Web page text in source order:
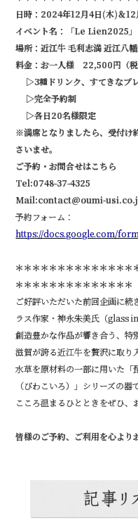
日時：2024年12月4日(木)
イベント名：「Le Lien2025」
場所：近江牛 毛利志満 近江八
料金：お一人様 22,500円（税
▷3種ドリンク、すてきなプ
▷完全予約制
▷各日20名様限定
※満席となりましたら、受付け
さいませ。
ご予約・お問
Tel:0748-37-4325
Mail:contact@oumi-
予約フォーム：
https://docs.google.com/
＊＊＊＊＊＊＊＊＊＊＊＊＊＊
＊＊＊＊＊＊＊＊＊＊＊＊＊＊
ご好評いただいた前回企画に
ラス作家・神永朱美氏（glass
創造豊かな作品が響き合う、特
滋賀が誇る近江牛を贅沢に取り
水草を原材料の一部に用いた「
（びわこいろ）」シリーズの器
こころ温まるひとときをぜひ、
皆様のご予約、ご利用を心より